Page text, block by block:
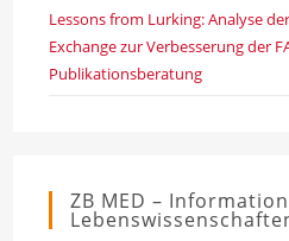
Lessons from Lurking: Analyse
Exchange zur Verbesserung der
Publikationsberatung
ZB MED –